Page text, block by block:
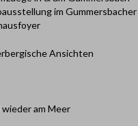
im Gummersbacher
Ansichten
wieder am Meer